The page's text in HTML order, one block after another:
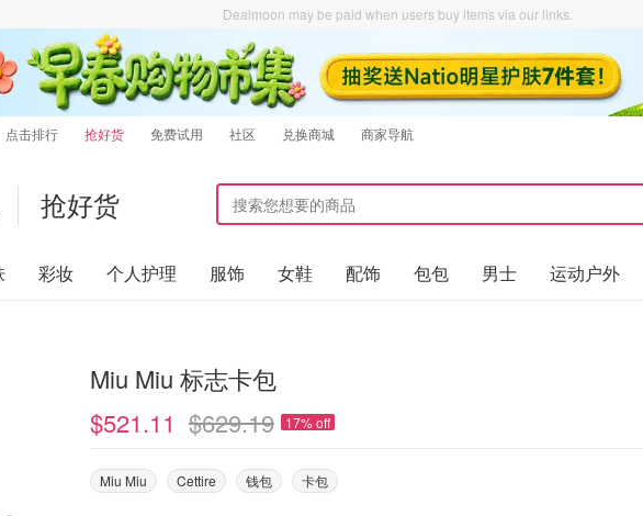
Dealmoon may be paid when users buy items via our links.
点击排行 抢好货 免费试用 社区 兑换商城 商家导航
抢好货
彩妆 个人护理 服饰 女鞋 配饰 包包 男士 运动户外
Miu Miu 标志卡包
$521.11 $629.19 17% off
Miu Miu Cettire 钱包 卡包